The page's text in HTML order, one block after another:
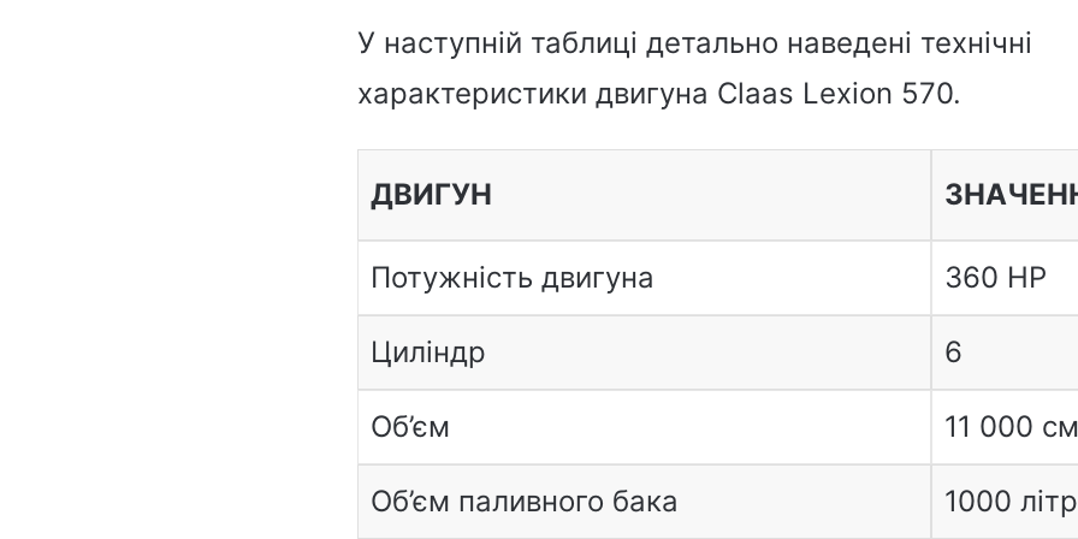
У наступній таблиці детально наведені технічні
характеристики двигуна Claas Lexion 570.
ДВИГУН
Потужність двигуна 360 HP
Циліндр 6
Об’єм 11 000
Об’єм паливного бака 1000